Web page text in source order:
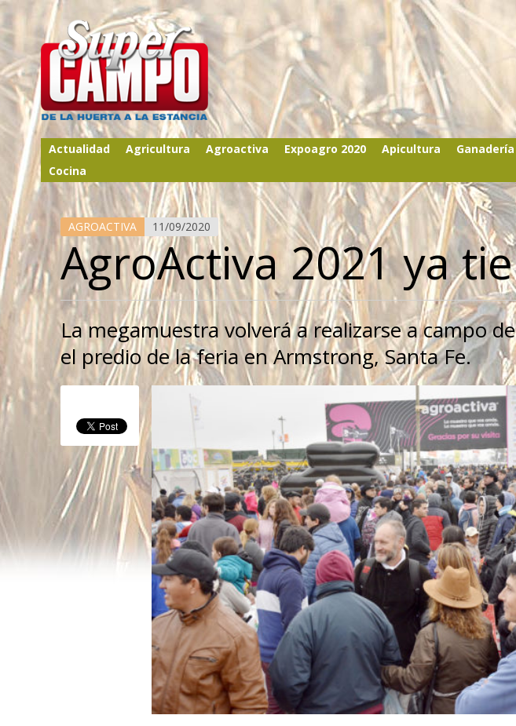
Actualidad Agricultura Agroactiva Expoagro 2020 Apicultura Ganadería
Cocina
AGROACTIVA 11/09/2020
AgroActiva 2021 ya
La megamuestra volverá a realizarse a campo
el predio de la feria en Armstrong, Santa Fe.